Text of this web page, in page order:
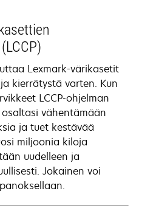
Lexmark-värikasetit
kierrätystä varten. Kun
LCCP-ohjelman
vähentämään
ja tuet kestävää
miljoonia kiloja
uudelleen ja
Jokainen voi